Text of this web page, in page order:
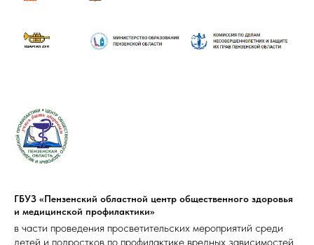
ГБУЗ «Пензенский областной центр общественного здоровья
и медицинской профилактики»
в части проведения просветительских мероприятий среди
детей и подростков по профилактике вредных зависимостей